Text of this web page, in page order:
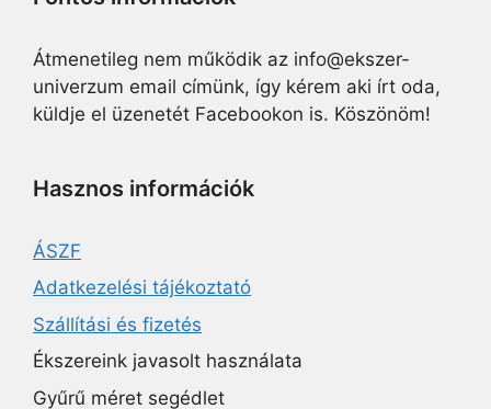
Átmenetileg nem működik az info@ekszer-
univerzum email címünk, így kérem aki írt oda,
küldje el üzenetét Facebookon is. Köszönöm!
Hasznos információk
ÁSZF
Adatkezelési tájékoztató
Szállítási és fizetés
Ékszereink javasolt használata
Gyűrű méret segédlet